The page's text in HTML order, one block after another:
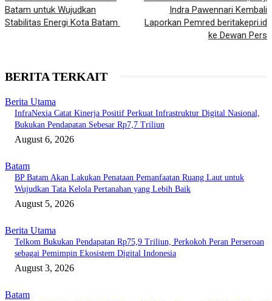
Batam untuk Wujudkan
Stabilitas Energi Kota Batam
Indra Pawennari Kembali
Laporkan Pemred beritakepri.id
ke Dewan Pers
BERITA TERKAIT
Berita Utama
InfraNexia Catat Kinerja Positif Perkuat Infrastruktur Digital Nasional,
Bukukan Pendapatan Sebesar Rp7,7 Triliun
August 6, 2026
Batam
BP Batam Akan Lakukan Penataan Pemanfaatan Ruang Laut untuk
Wujudkan Tata Kelola Pertanahan yang Lebih Baik
August 5, 2026
Berita Utama
Telkom Bukukan Pendapatan Rp75,9 Triliun, Perkokoh Peran Perseroan
sebagai Pemimpin Ekosistem Digital Indonesia
August 3, 2026
Batam